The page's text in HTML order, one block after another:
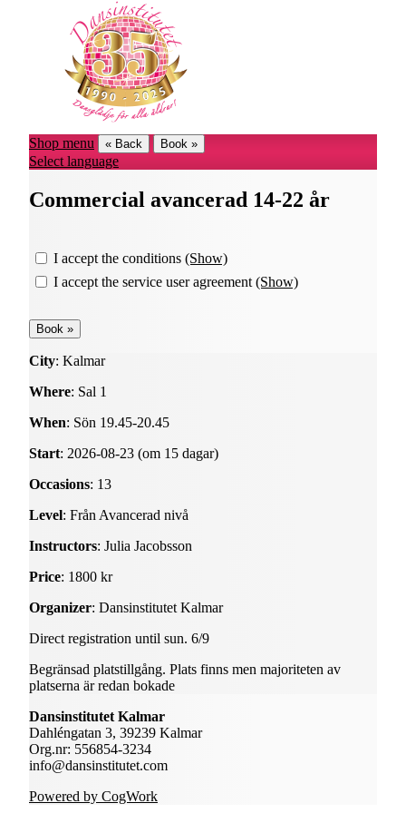
Shop menu « Back Book »
Select language
Commercial avancerad 14-22 år
I accept the conditions (Show)
I accept the service user agreement (Show)
City: Kalmar
Where: Sal 1
When: Sön 19.45-20.45
Start: 2026-08-23 (om 15 dagar)
Occasions: 13
Level: Från Avancerad nivå
Instructors: Julia Jacobsson
Price: 1800 kr
Organizer: Dansinstitutet Kalmar
Direct registration until sun. 6/9
Begränsad platstillgång. Plats finns men majoriteten av
platserna är redan bokade
Dansinstitutet Kalmar
Dahléngatan 3, 39239 Kalmar
Org.nr: 556854-3234
info@dansinstitutet.com
Powered by CogWork